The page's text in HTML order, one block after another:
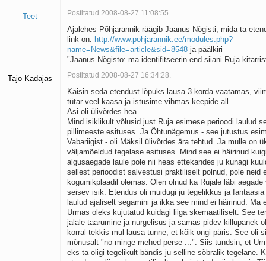
Teet Postitatud 2008-08-27 11:08:55.
Ajalehes Põhjarannik räägib Jaanus Nõgisti, mida ta
link on: http://www.pohjarannik.ee/modules.php?
name=News&file=article&sid=8548 ja päälkiri
"Jaanus Nõgisto: ma identifitseerin end siiani Ruja
Tajo Kadajas Postitatud 2008-08-27 16:34:28.
Käisin seda etendust lõpuks lausa 3 korda vaatamas,
tütar veel kaasa ja istusime vihmas keepide all.
Asi oli ülivõrdes hea.
Mind isiklikult võlusid just Ruja esimese perioodi laulud
pillimeeste esituses. Ja Õhtunägemus - see jutustus
Vabariigist - oli Mäksil ülivõrdes ära tehtud. Ja mulle on
väljamõeldud tegelase esituses. Mind see ei häirinud
algusaegade laule pole nii heas ettekandes ju kunagi
sellest perioodist salvestusi praktiliselt polnud, pole neid
kogumikplaadil olemas. Olen olnud ka Rujale läbi aegade
seisev isik. Etendus oli muidugi ju tegelikkus ja
laulud ajaliselt segamini ja ikka see mind ei häirinud. Ma
Urmas oleks kujutatud kuidagi liiga skemaatiliselt. See
jalale taarumine ja nurgelisus ja samas pidev killupanek
korral tekkis mul lausa tunne, et kõik ongi päris. See oli
mõnusalt "no minge mehed perse ...". Siis tundsin, et
eks ta oligi tegelikult bändis ju selline sõbralik tegelane.